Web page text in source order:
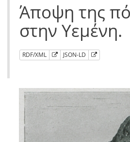
Άποψη της
στην Υεμένη.
RDF/XML JSON-LD